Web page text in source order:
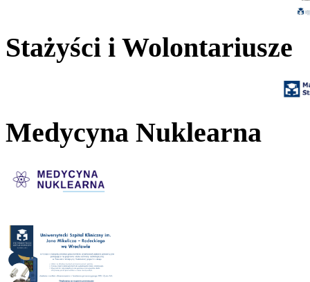
Stażyści i Wolontariusze
Medycyna Nuklearna